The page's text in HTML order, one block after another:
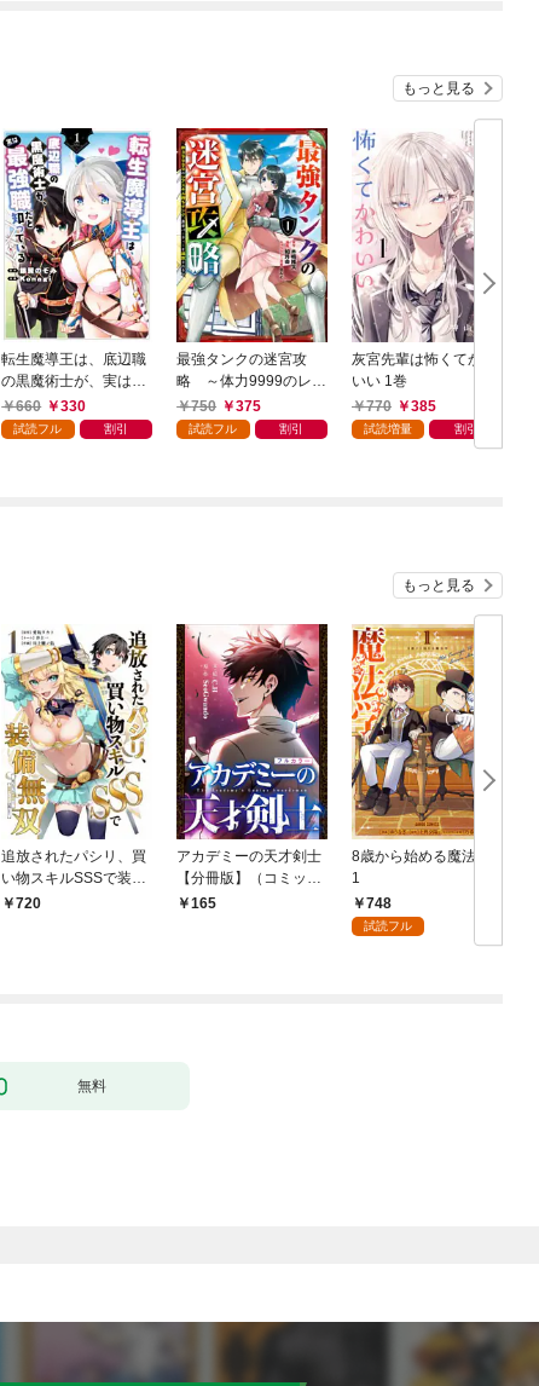
もっと見る
転生魔導王は、底辺職
の黒魔術士が、実は最
強職だと知っている 1
巻
660 330
試読フル 割引
最強タンクの迷宮攻
略 ～体力9999のレア
スキル持ちタンク、勇
者パーティーを追放さ
750 375
試読フル 割引
灰宮先輩は怖くてかわ
いい 1巻
770
385
試読増量 割引
もっと見る
追放されたパシリ、買
い物スキルSSSで装備
無双 ～買ったモノを
720
アカデミーの天才剣士
【分冊版】（コミッ
ク） １話【フルカラ
165
8歳から始める魔法学
1
748
試読フル
無料